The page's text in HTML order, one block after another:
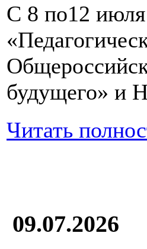
С 8 по12
будущего» и
Читать
09.07.2026